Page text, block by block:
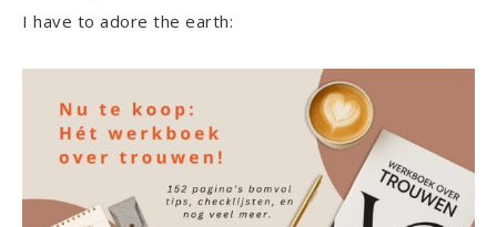
I have to adore the earth: